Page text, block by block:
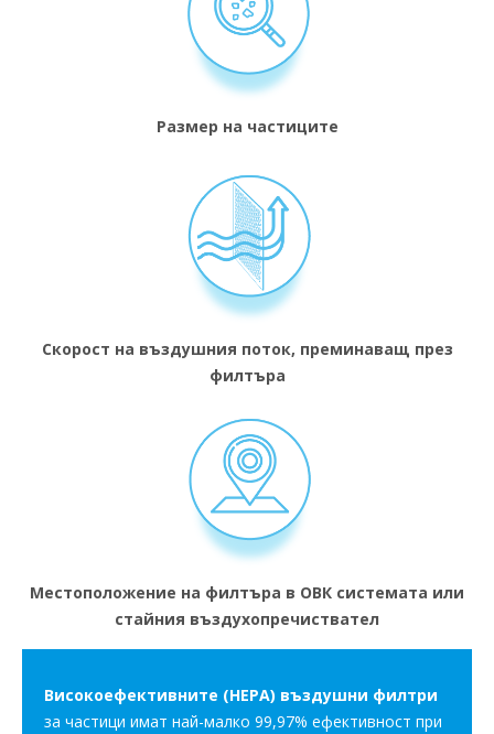
Размер на частиците
Скорост на въздушния поток, преминаващ през
филтъра
Местоположение на филтъра в ОВК системата или
стайния въздухопречиствател
Високоефективните (HEPA) въздушни филтри
за частици имат най-малко 99,97% ефективност при